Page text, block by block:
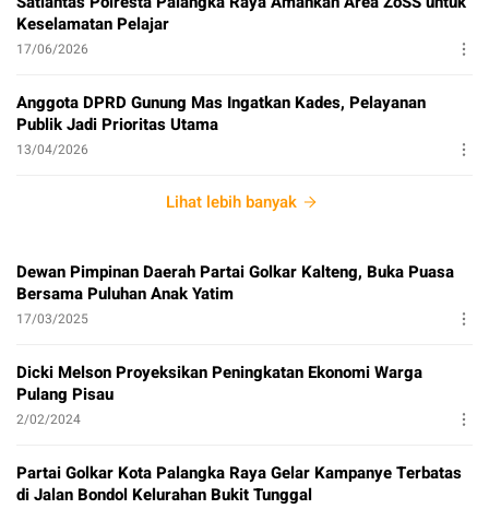
Keselamatan Pelajar
17/06/2026
Anggota DPRD Gunung Mas Ingatkan Kades, Pelayanan
Publik Jadi Prioritas Utama
13/04/2026
Lihat lebih banyak
Dewan Pimpinan Daerah Partai Golkar Kalteng, Buka Puasa
Bersama Puluhan Anak Yatim
17/03/2025
Dicki Melson Proyeksikan Peningkatan Ekonomi Warga
Pulang Pisau
2/02/2024
Partai Golkar Kota Palangka Raya Gelar Kampanye Terbatas
di Jalan Bondol Kelurahan Bukit Tunggal